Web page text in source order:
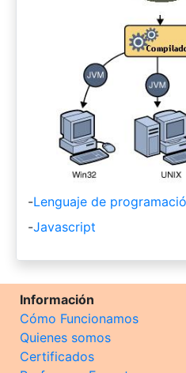
-Lenguaje de
-Javascript
Información
Cómo Funcionamos
Quienes somos
Certificados